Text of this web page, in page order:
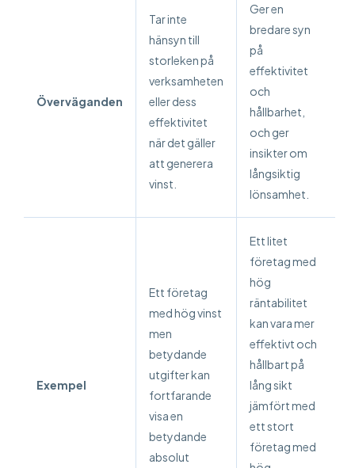
Överväganden
Tar inte
hänsyn till
storleken på
verksamheten
eller dess
effektivitet
när det gäller
att generera
vinst.
Ger en
bredare syn
på
effektivitet
och
hållbarhet,
och ger
insikter om
långsiktig
lönsamhet.
Exempel
Ett företag
med hög vinst
men
betydande
utgifter kan
fortfarande
visa en
betydande
absolut
Ett litet
företag med
hög
räntabilitet
kan vara mer
effektivt och
hållbart på
lång sikt
jämfört med
ett stort
företag med